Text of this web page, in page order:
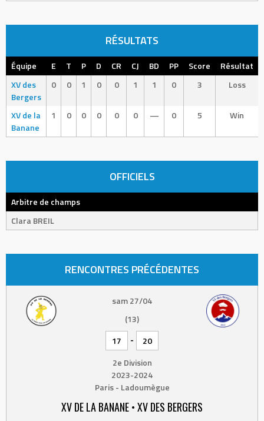
RÉSULTATS
Équipe E T P D CR CJ BD PP Score
Résultat
XV des
Bergers
0 0 1 0 0 1 1 0 3 Loss
XV de la
Banane
1 0 0 0 0 0 — 0 5 Win
OFFICIELS
Arbitre de champs
Clara BREIL
RENCONTRES PRÉCÉDENTES
sam 27/04
(13)
17
-
20
2e Division
2023-2024
Paris - Ladoumègue
XV DE LA BANANE • XV DES BERGERS